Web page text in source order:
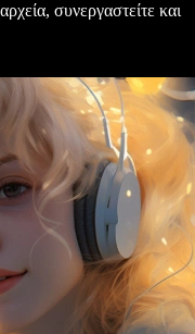
συνεργαστείτε και